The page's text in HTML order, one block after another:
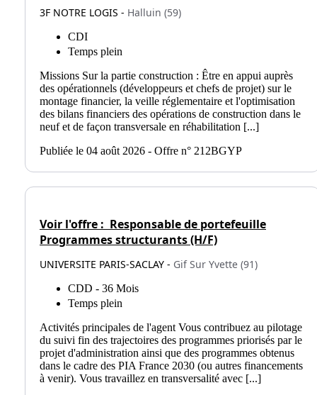
3F NOTRE LOGIS - Halluin (59)
CDI
Temps plein
Missions Sur la partie construction : Être en appui auprès
des opérationnels (développeurs et chefs de projet) sur le
montage financier, la veille réglementaire et l'optimisation
des bilans financiers des opérations de construction dans le
neuf et de façon transversale en réhabilitation [...]
Publiée le 04 août 2026 - Offre n° 212BGYP
Voir l'offre : Responsable de portefeuille
Programmes structurants (H/F)
UNIVERSITE PARIS-SACLAY - Gif Sur Yvette (91)
CDD - 36 Mois
Temps plein
Activités principales de l'agent Vous contribuez au pilotage
du suivi fin des trajectoires des programmes priorisés par le
projet d'administration ainsi que des programmes obtenus
dans le cadre des PIA France 2030 (ou autres financements
à venir). Vous travaillez en transversalité avec [...]